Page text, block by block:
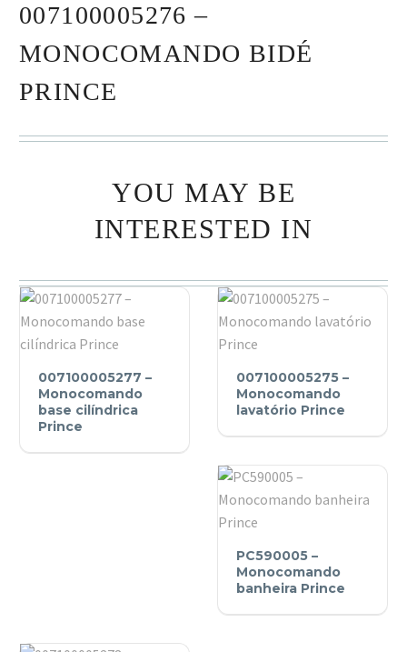
007100005276 –
MONOCOMANDO BIDÉ
PRINCE
YOU MAY BE
INTERESTED IN
Monocomando
base
cilíndrica
007100005277 –
Monocomando
base cilíndrica
Prince
Monocomando
lavatório
007100005275 –
Monocomando
lavatório Prince
Monocomando
banheira
PC590005 –
Monocomando
banheira Prince